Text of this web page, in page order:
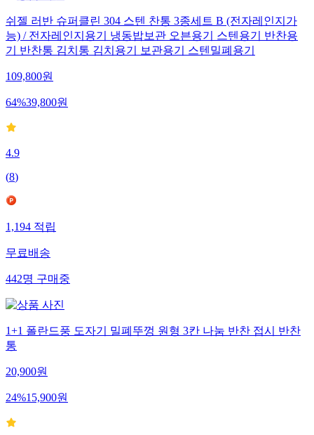
쉬젤 러반 슈퍼클린 304 스텐 찬통 3종세트 B (전자레인지가
능) / 전자레인지용기 냉동밥보관 오븐용기 스텐용기 반찬용
기 반찬통 김치통 김치용기 보관용기 스텐밀폐용기
109,800원
64%39,800원
4.9
(8)
1,194 적립
무료배송
442명 구매중
1+1 폴란드풍 도자기 밀폐뚜껑 원형 3칸 나눔 반찬 접시 반찬
통
20,900원
24%15,900원